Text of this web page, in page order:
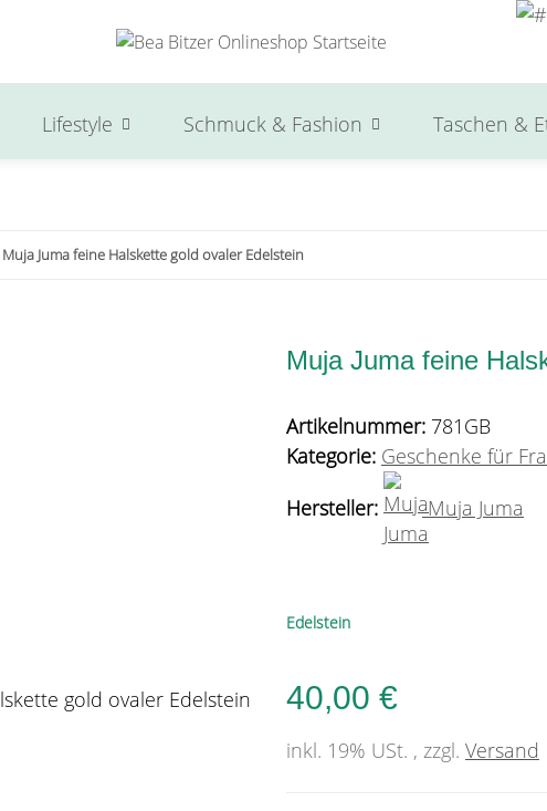
Lifestyle Schmuck & Fashion Taschen &
Muja Juma feine Halskette gold ovaler Edelstein
Muja Juma feine
Artikelnummer: 781GB
Kategorie: Geschenke für
Hersteller:
Muja Juma
Edelstein
40,00 €
inkl. 19% USt. , zzgl. Versand